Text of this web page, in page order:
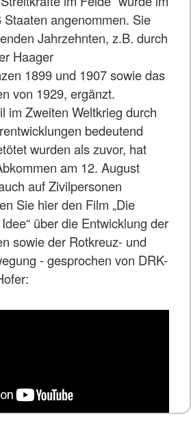
angenommen. Sie
Jahrzehnten, z.B. durch
Haager
1899 und 1907 sowie das
von 1929, ergänzt.
im Zweiten Weltkrieg durch
bedeutend
wurden als zuvor, hat
am 12. August
auf Zivilpersonen
Sie hier den Film „Die
über die Entwicklung der
sowie der Rotkreuz- und
- gesprochen von DRK-